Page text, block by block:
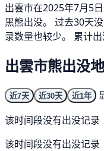
出雲市在2025年7月5
黑熊出没。 过去30天
录数量也较少。 累计出
出雲市熊出没
近7天 近30天 近1年
该时间段没有出没记录
该时间段没有出没记录